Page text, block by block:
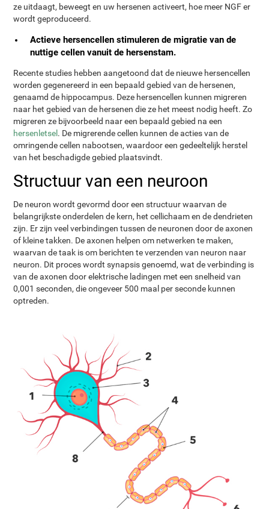
ze uitdaagt, beweegt en uw hersenen activeert, hoe meer NGF er
wordt geproduceerd.
Actieve hersencellen stimuleren de migratie van de
nuttige cellen vanuit de hersenstam.
Recente studies hebben aangetoond dat de nieuwe hersencellen
worden gegenereerd in een bepaald gebied van de hersenen,
genaamd de hippocampus. Deze hersencellen kunnen migreren
naar het gebied van de hersenen die ze het meest nodig heeft. Zo
migreren ze bijvoorbeeld naar een bepaald gebied na een
hersenletsel . De migrerende cellen kunnen de acties van de
omringende cellen nabootsen, waardoor een gedeeltelijk herstel
van het beschadigde gebied plaatsvindt.
Structuur van een neuroon
De neuron wordt gevormd door een structuur waarvan de
belangrijkste onderdelen de kern, het cellichaam en de dendrieten
zijn. Er zijn veel verbindingen tussen de neuronen door de axonen
of kleine takken. De axonen helpen om netwerken te maken,
waarvan de taak is om berichten te verzenden van neuron naar
neuron. Dit proces wordt synapsis genoemd, wat de verbinding is
van de axonen door elektrische ladingen met een snelheid van
0,001 seconden, die ongeveer 500 maal per seconde kunnen
optreden.